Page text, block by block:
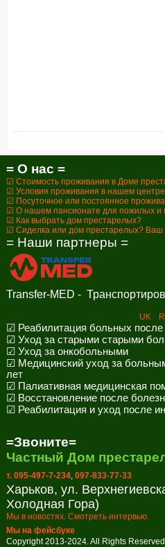
= О нас =
☑ Стоимость проживания в Доме
☑ Условия проживания в нашем
☑ Посуточное или постоянное
☑ О нашем пансионате для пожилых и
☑ Как выбрать дом престарелых?
☑ Сиделка или дом престарелых? Ваш
= Наши партнеры =
Transfer-MED -
UK
☑ Реабилитация больных после
☑ Уход за старыми старыми
☑ Уход за онкобольными
☑ Медицинский уход за
лет
☑ Палиативная медицинская
☑ Восстановление после
☑ Реабилитация и уход после
=Звоните=
Частный Дом
т. 095-497-7-234, 097-833-77-33
Харьков, ул.
Холодная Гора)
Мы в новостях. Смотреть интервью.
Мы на фейсбуке
Copyright 2013-2024. All Rights Reserved.